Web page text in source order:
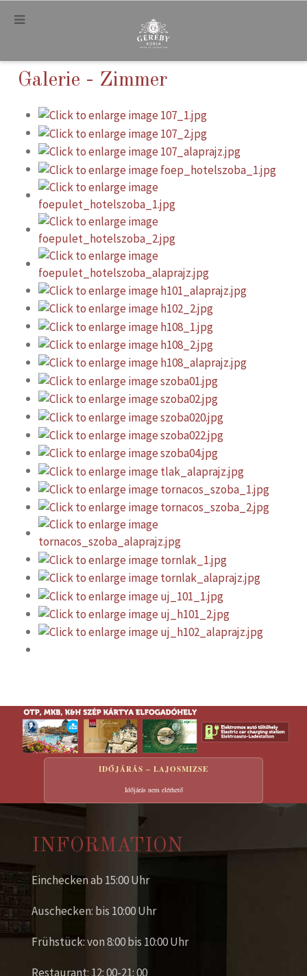
.
Galerie - Zimmer
IDŐJÁRÁS – LAJOSMIZSE
Időjárás nem elérhető
INFORMATION
Einchecken ab 15:00 Uhr
Auschecken: bis 10:00 Uhr
Frühstück: von 8:00 bis 10:00 Uhr
Restaurant: 12: 00-21: 00